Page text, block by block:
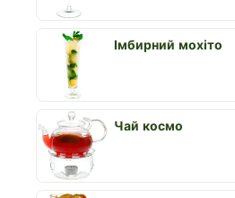
Імбирний мохіто
чай космо